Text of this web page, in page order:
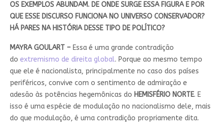
OS EXEMPLOS ABUNDAM. DE ONDE SURGE ESSA FIGURA E POR
QUE ESSE DISCURSO FUNCIONA NO UNIVERSO CONSERVADOR?
HÁ PARES NA HISTÓRIA DESSE TIPO DE POLÍTICO?
MAYRA GOULART –Essa é uma grande contradição
do extremismo de direita global. Porque ao mesmo tempo
que ele é nacionalista, principalmente no caso dos países
periféricos, convive com o sentimento de admiração e
adesão às potências hegemônicas do HEMISFÉRIO NORTE. E
isso é uma espécie de modulação no nacionalismo dele, mais
do que modulação, é uma contradição propriamente dita.